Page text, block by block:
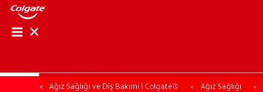
Ağız Sağlığı ve Diş Bakımı | Colgate® Ağız Sağlığı